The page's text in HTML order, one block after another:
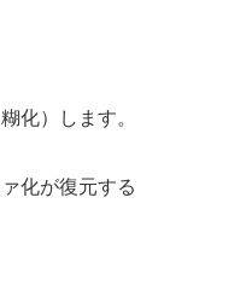
化）します。
化が復元する